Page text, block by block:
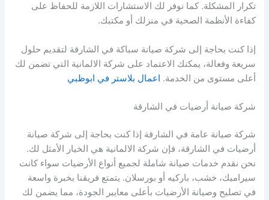
تكرار المشكلة. كما نوفر لك الاستشارات اللازمة للحفاظ على
كفاءة الأنظمة الصحية في منزلك أو مكتبك.
إذا كنت بحاجة إلى شركة صيانة سباكة في الشارقة لتقديم حلول
سريعة وفعالة، يمكنك الاعتماد على شركة الالمانية التي تضمن لك
أعلى مستوى من الخدمة. اعمال بلاستر في ابوظبي
شركة صيانة أرضيات في الشارقة
شركة صيانة عامة في الشارقة إذا كنت بحاجة إلى شركة صيانة
أرضيات في الشارقة، فإن شركة الالمانية هي الخيار الأمثل لك.
نحن نقدم خدمات صيانة شاملة لجميع أنواع الأرضيات سواء كانت
سيراميك، خشب، باركيه أو بورسلان. يتمتع فريقنا بخبرة واسعة
في تصليح وصيانة الأرضيات بأعلى معايير الجودة، مما يضمن لك